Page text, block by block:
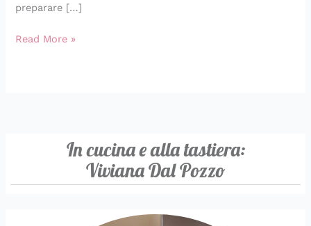
preparare […]
Read More »
In cucina e alla tastiera:
Viviana Dal Pozzo